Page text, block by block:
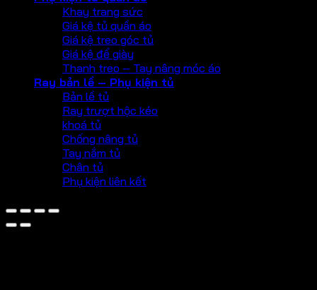
Khay trang sức
Giá kệ tủ quần áo
Giá kệ treo góc tủ
Giá kệ để giày
Thanh treo – Tay nâng móc áo
Ray bản lề – Phụ kiện tủ
Bản lề tủ
Ray trượt hộc kéo
khoá tủ
Chống nâng tủ
Tay nắm tủ
Chân tủ
Phụ kiện liên kết